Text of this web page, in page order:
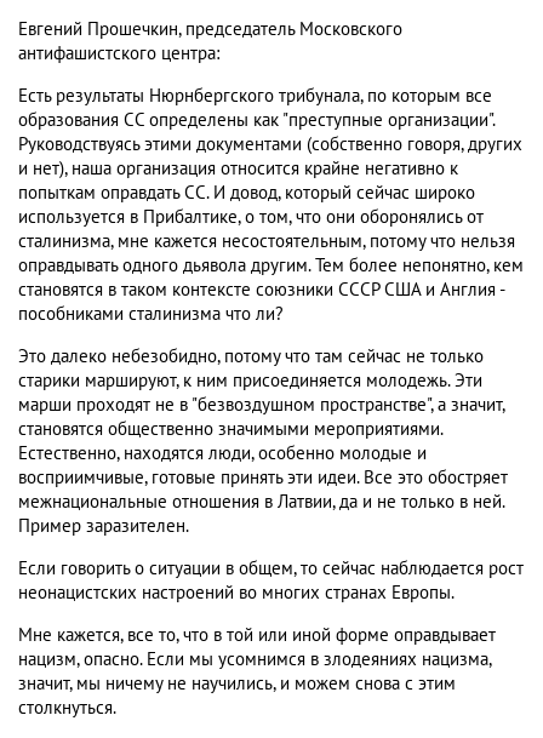
Евгений Прошечкин, председатель Московского
антифашистского центра:
Есть результаты Нюрнбергского трибунала, по которым все
образования СС определены как "преступные организации".
Руководствуясь этими документами (собственно говоря, других
и нет), наша организация относится крайне негативно к
попыткам оправдать СС. И довод, который сейчас широко
используется в Прибалтике, о том, что они оборонялись от
сталинизма, мне кажется несостоятельным, потому что нельзя
оправдывать одного дьявола другим. Тем более непонятно, кем
становятся в таком контексте союзники СССР США и Англия -
пособниками сталинизма что ли?
Это далеко небезобидно, потому что там сейчас не только
старики маршируют, к ним присоединяется молодежь. Эти
марши проходят не в "безвоздушном пространстве", а значит,
становятся общественно значимыми мероприятиями.
Естественно, находятся люди, особенно молодые и
восприимчивые, готовые принять эти идеи. Все это обостряет
межнациональные отношения в Латвии, да и не только в ней.
Пример заразителен.
Если говорить о ситуации в общем, то сейчас наблюдается рост
неонацистских настроений во многих странах Европы.
Мне кажется, все то, что в той или иной форме оправдывает
нацизм, опасно. Если мы усомнимся в злодеяниях нацизма,
значит, мы ничему не научились, и можем снова с этим
столкнуться.